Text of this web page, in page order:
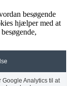
besøgende
hjælper med at
Google Analytics til at